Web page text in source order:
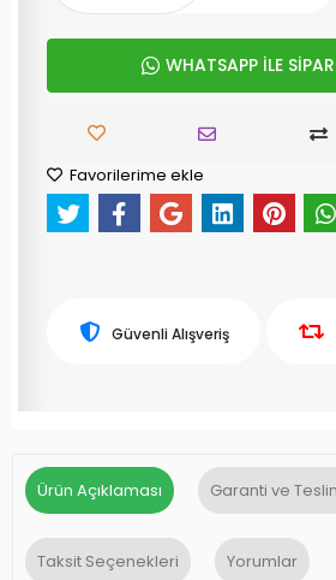
WHATSAPP İLE
Favorilerime ekle
Güvenli Alışveriş
Ürün Açıklaması Garanti ve
Taksit Seçenekleri Yorumlar